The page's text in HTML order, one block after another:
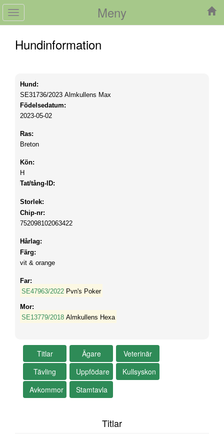
Meny
Toggle
navigation
Hundinformation
Hund:
SE31736/2023 Almkullens Max
Födelsedatum:
2023-05-02
Ras:
Breton
Kön:
H
Tat/tång-ID:
Storlek:
Chip-nr:
752098102063422
Hårlag:
Färg:
vit & orange
Far:
SE47963/2022 Pvn's Poker
Mor:
SE13779/2018 Almkullens Hexa
Titlar